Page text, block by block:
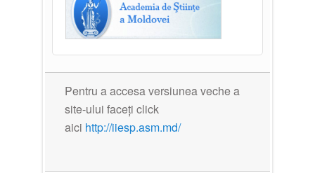
Pentru a accesa versiunea veche a
site-ului faceți click
aici http://iiesp.asm.md/